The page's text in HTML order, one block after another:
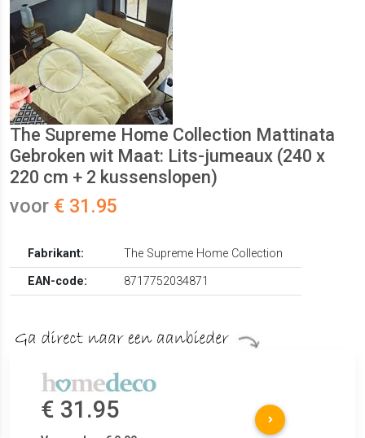
The Supreme Home Collection Mattinata
Gebroken wit Maat: Lits-jumeaux (240 x
220 cm + 2 kussenslopen)
voor € 31.95
Fabrikant:
The Supreme Home Collection
EAN-code:
8717752034871
€ 31.95